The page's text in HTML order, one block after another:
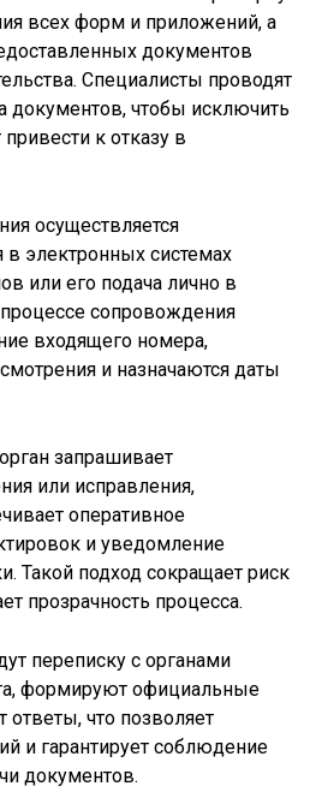
всех форм и приложений, а
документов
Специалисты проводят
документов, чтобы исключить
к отказу в
осуществляется
в электронных системах
или его подача лично в
сопровождения
входящего номера,
и назначаются даты
запрашивает
или исправления,
оперативное
и уведомление
Такой подход сокращает риск
прозрачность процесса.
переписку с органами
формируют официальные
что позволяет
и гарантирует соблюдение
документов.